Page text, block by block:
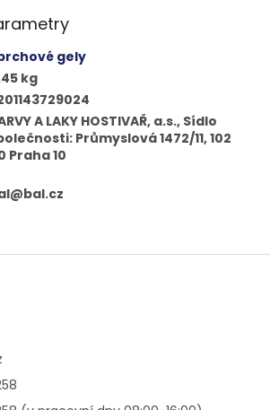
gely
kg
A LAKY HOSTIVAŘ, a.s., Sídlo
Průmyslová 1472/11, 102
Praha 10